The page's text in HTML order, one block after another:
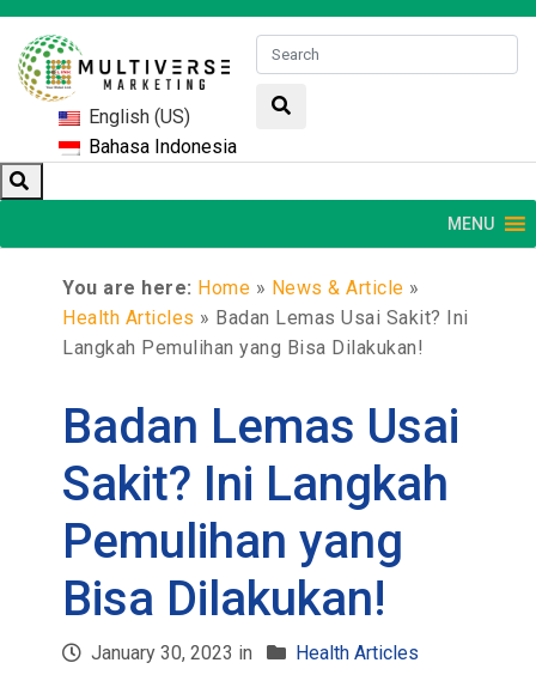
English (US)
Bahasa Indonesia
MENU
You are here: Home » News & Article »
Health Articles » Badan Lemas Usai Sakit? Ini
Langkah Pemulihan yang Bisa Dilakukan!
Badan Lemas Usai
Sakit? Ini Langkah
Pemulihan yang
Bisa Dilakukan!
January 30, 2023 in Health Articles